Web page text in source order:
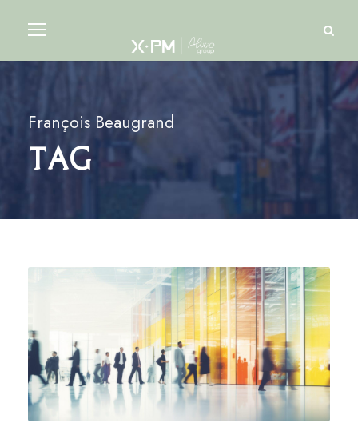
François Beaugrand
Tag